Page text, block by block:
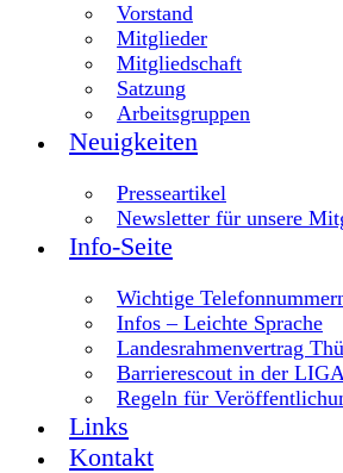
Vorstand
Mitglieder
Mitgliedschaft
Satzung
Arbeitsgruppen
Neuigkeiten
Presseartikel
Newsletter für unsere
Info-Seite
Wichtige
Infos – Leichte Sprache
Landesrahmenvertrag
Barrierescout in der
Regeln für
Links
Kontakt